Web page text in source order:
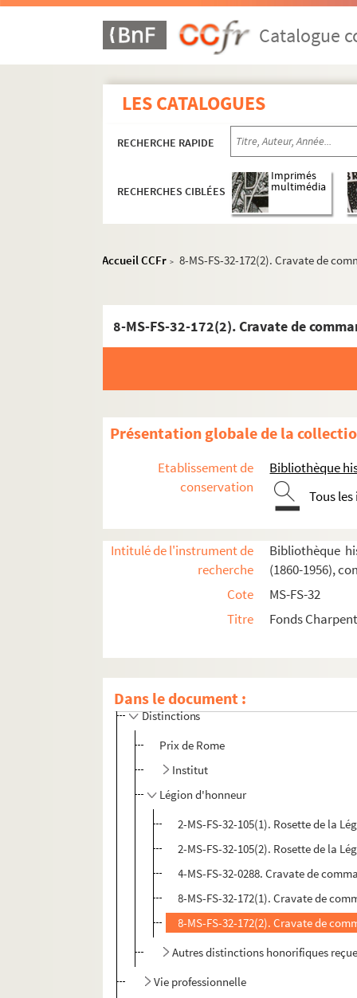
Catalogue
LES CATALOGUES
RECHERCHE RAPIDE
RECHERCHES CIBLÉES
Imprimés
multimédia
Accueil CCFr > 8-MS-FS-32-172(2). Cravate de
Présentation globale de la
Etablissement de
conservation
Bibliothèque
Tous
Intitulé de l'instrument de
recherche
Bibliothèque
(1860-1956),
Cote
MS-FS-32
Titre
Fonds
Dans le document :
Oeuvres de Gustave Charpentier
Correspondance
Textes relatifs à Gustave Charpentier
Articles de presse divers
Voyages
Distinctions
Prix de Rome
Institut
Légion d'honneur
2-MS-FS-32-105(1). Rosette de la
2-MS-FS-32-105(2). Rosette de la
4-MS-FS-32-0288. Cravate de
8-MS-FS-32-172(1). Cravate de
8-MS-FS-32-172(2). Cravate de
Autres distinctions honorifiques
Vie professionnelle